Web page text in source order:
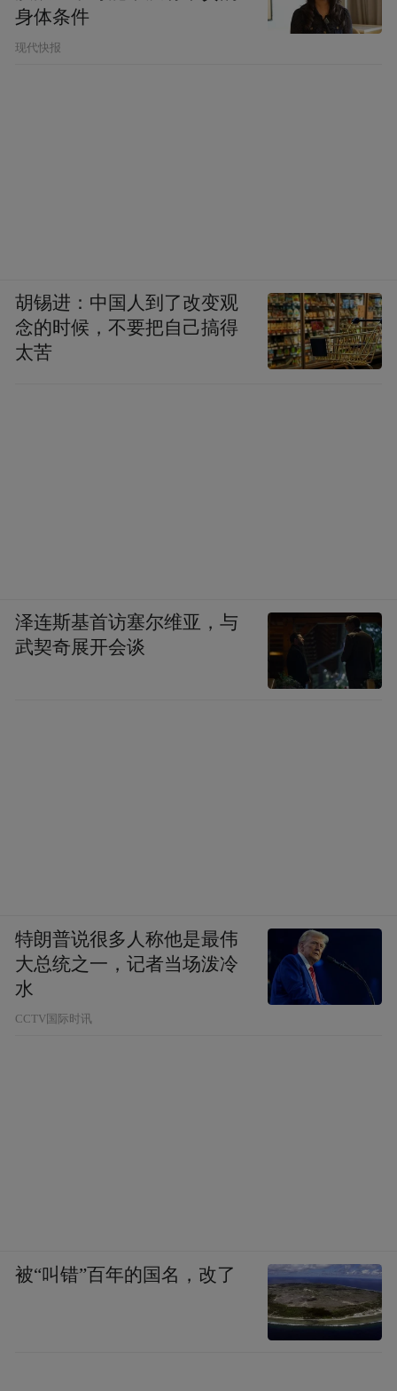
身体条件
现代快报
胡锡进：中国人到了改变观
念的时候，不要把自己搞得
太苦
泽连斯基首访塞尔维亚，与
武契奇展开会谈
特朗普说很多人称他是最伟
大总统之一，记者当场泼冷
水
CCTV国际时讯
被“叫错”百年的国名，改了